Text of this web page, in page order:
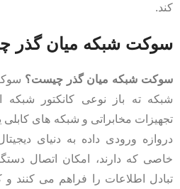
‌کند.
سوکت شبکه میان گذر
سوکت شبکه میان گذر چیست؟
شبکه ته باز نوعی کانکتور شبکه
تجهیزات مخابراتی و شبکه های
دروازه ورودی داده به دنیای
خاصی که دارند، امکان اتصال
تبادل اطلاعات را فراهم می کنند